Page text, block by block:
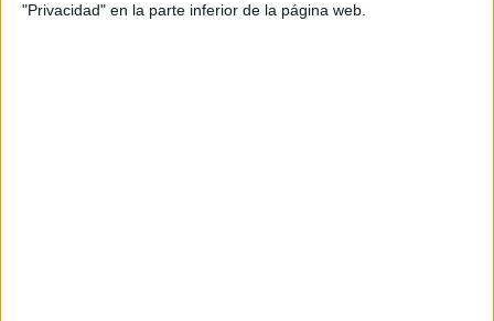
"Privacidad" en la parte inferior de la página web.